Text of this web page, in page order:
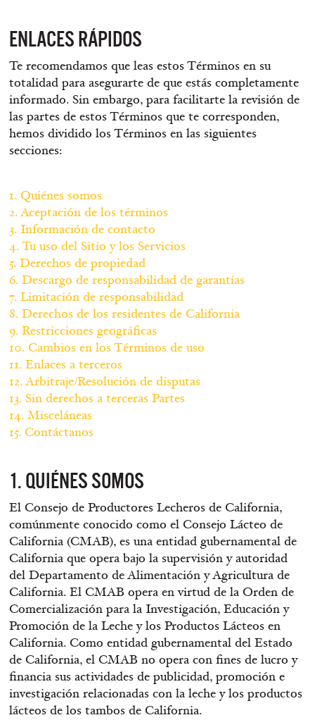
ENLACES RÁPIDOS
Te recomendamos que leas estos Términos en su
totalidad para asegurarte de que estás completamente
informado. Sin embargo, para facilitarte la revisión de
las partes de estos Términos que te corresponden,
hemos dividido los Términos en las siguientes
secciones:
1. Quiénes somos
2. Aceptación de los términos
3. Información de contacto
4. Tu uso del Sitio y los Servicios
5. Derechos de propiedad
6. Descargo de responsabilidad de garantías
7. Limitación de responsabilidad
8. Derechos de los residentes de California
9. Restricciones geográficas
10. Cambios en los Términos de uso
11. Enlaces a terceros
12. Arbitraje/Resolución de disputas
13. Sin derechos a terceras Partes
14. Misceláneas
15. Contáctanos
1. QUIÉNES SOMOS
El Consejo de Productores Lecheros de California,
comúnmente conocido como el Consejo Lácteo de
California (CMAB), es una entidad gubernamental de
California que opera bajo la supervisión y autoridad
del Departamento de Alimentación y Agricultura de
California. El CMAB opera en virtud de la Orden de
Comercialización para la Investigación, Educación y
Promoción de la Leche y los Productos Lácteos en
California. Como entidad gubernamental del Estado
de California, el CMAB no opera con fines de lucro y
financia sus actividades de publicidad, promoción e
investigación relacionadas con la leche y los productos
lácteos de los tambos de California.